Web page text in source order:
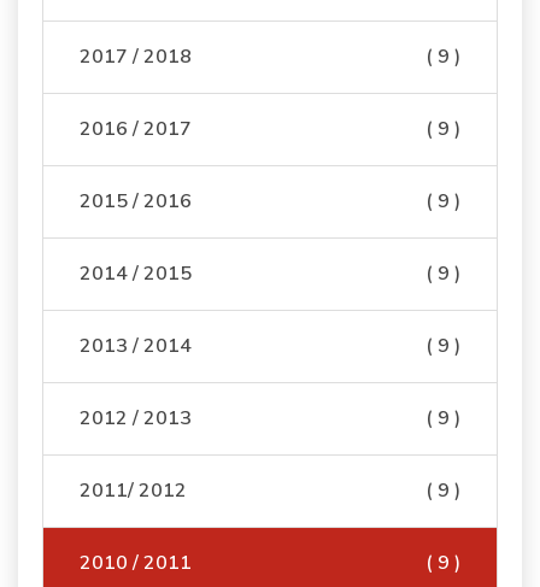
2017 / 2018 ( 9 )
2016 / 2017 ( 9 )
2015 / 2016 ( 9 )
2014 / 2015 ( 9 )
2013 / 2014 ( 9 )
2012 / 2013 ( 9 )
2011/ 2012 ( 9 )
2010 / 2011 ( 9 )